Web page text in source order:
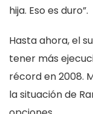
hija. Eso es duro”.
Hasta ahora, el
tener más
récord en 2008.
la situación de